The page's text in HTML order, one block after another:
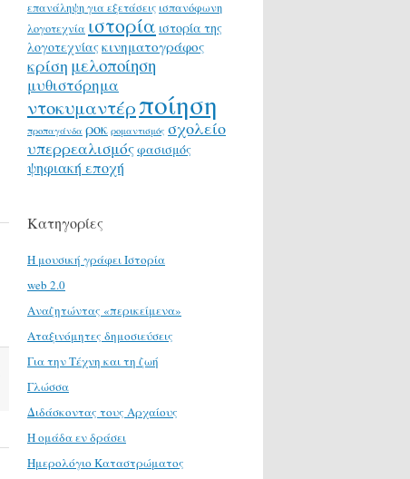
επανάληψη για εξετάσεις ισπανόφωνη
λογοτεχνία ιστορία ιστορία της
λογοτεχνίαςκινηματογράφος
κρίση μελοποίηση
μυθιστόρημα
ντοκυμαντέρποίηση
προπαγάνδα ροκ ρομαντισμός σχολείο
υπερρεαλισμόςφασισμός
ψηφιακή εποχή
Κατηγορίες
H μουσική γράφει Ιστορία
web 2.0
Αναζητώντας «περικείμενα»
Αταξινόμητες δημοσιεύσεις
Για την Τέχνη και τη ζωή
Γλώσσα
Διδάσκοντας τους Αρχαίους
Η ομάδα εν δράσει
Ημερολόγιο Καταστρώματος